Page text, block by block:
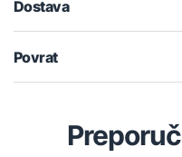
Dostava
Povrat